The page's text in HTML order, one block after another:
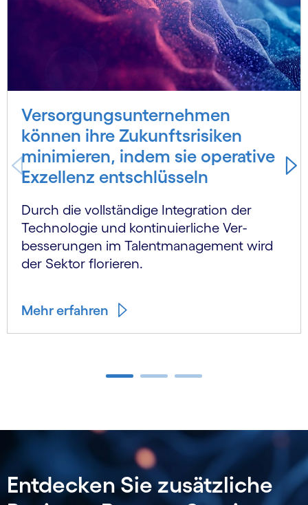
Ver­sorgungs­unter­nehmen
können ihre Zukunftsrisiken
minimieren, indem sie operative
Exzellenz entschlüsseln
Durch die vollständige Integration der
Technologie und kontinuierliche Ver­
besserungen im Talent­management wird
der Sektor florieren.
Mehr erfahren
Entdecken Sie zusätzliche